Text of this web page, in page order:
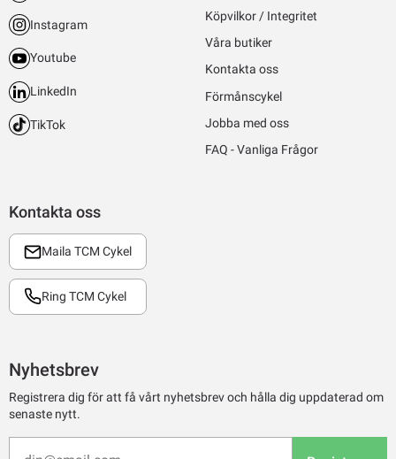
Kontakta oss
Maila TCM Cykel
Ring TCM Cykel
Instagram
Youtube
LinkedIn
TikTok
Köpvilkor / Integritet
Våra butiker
Kontakta oss
Förmånscykel
Jobba med oss
FAQ - Vanliga Frågor
Nyhetsbrev
Registrera dig för att få vårt nyhetsbrev och hålla dig uppdaterad om
senaste nytt.